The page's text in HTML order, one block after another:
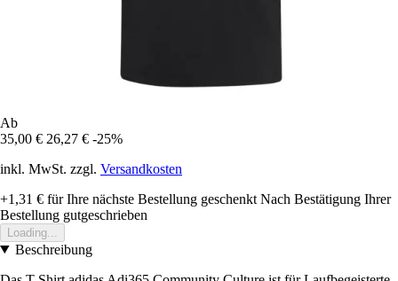
Ab
35,00 € 26,27 € -25%
inkl. MwSt. zzgl. Versandkosten
+1,31 € für Ihre nächste Bestellung geschenkt Nach Bestätigung Ihrer
Bestellung gutgeschrieben
Loading...
Beschreibung